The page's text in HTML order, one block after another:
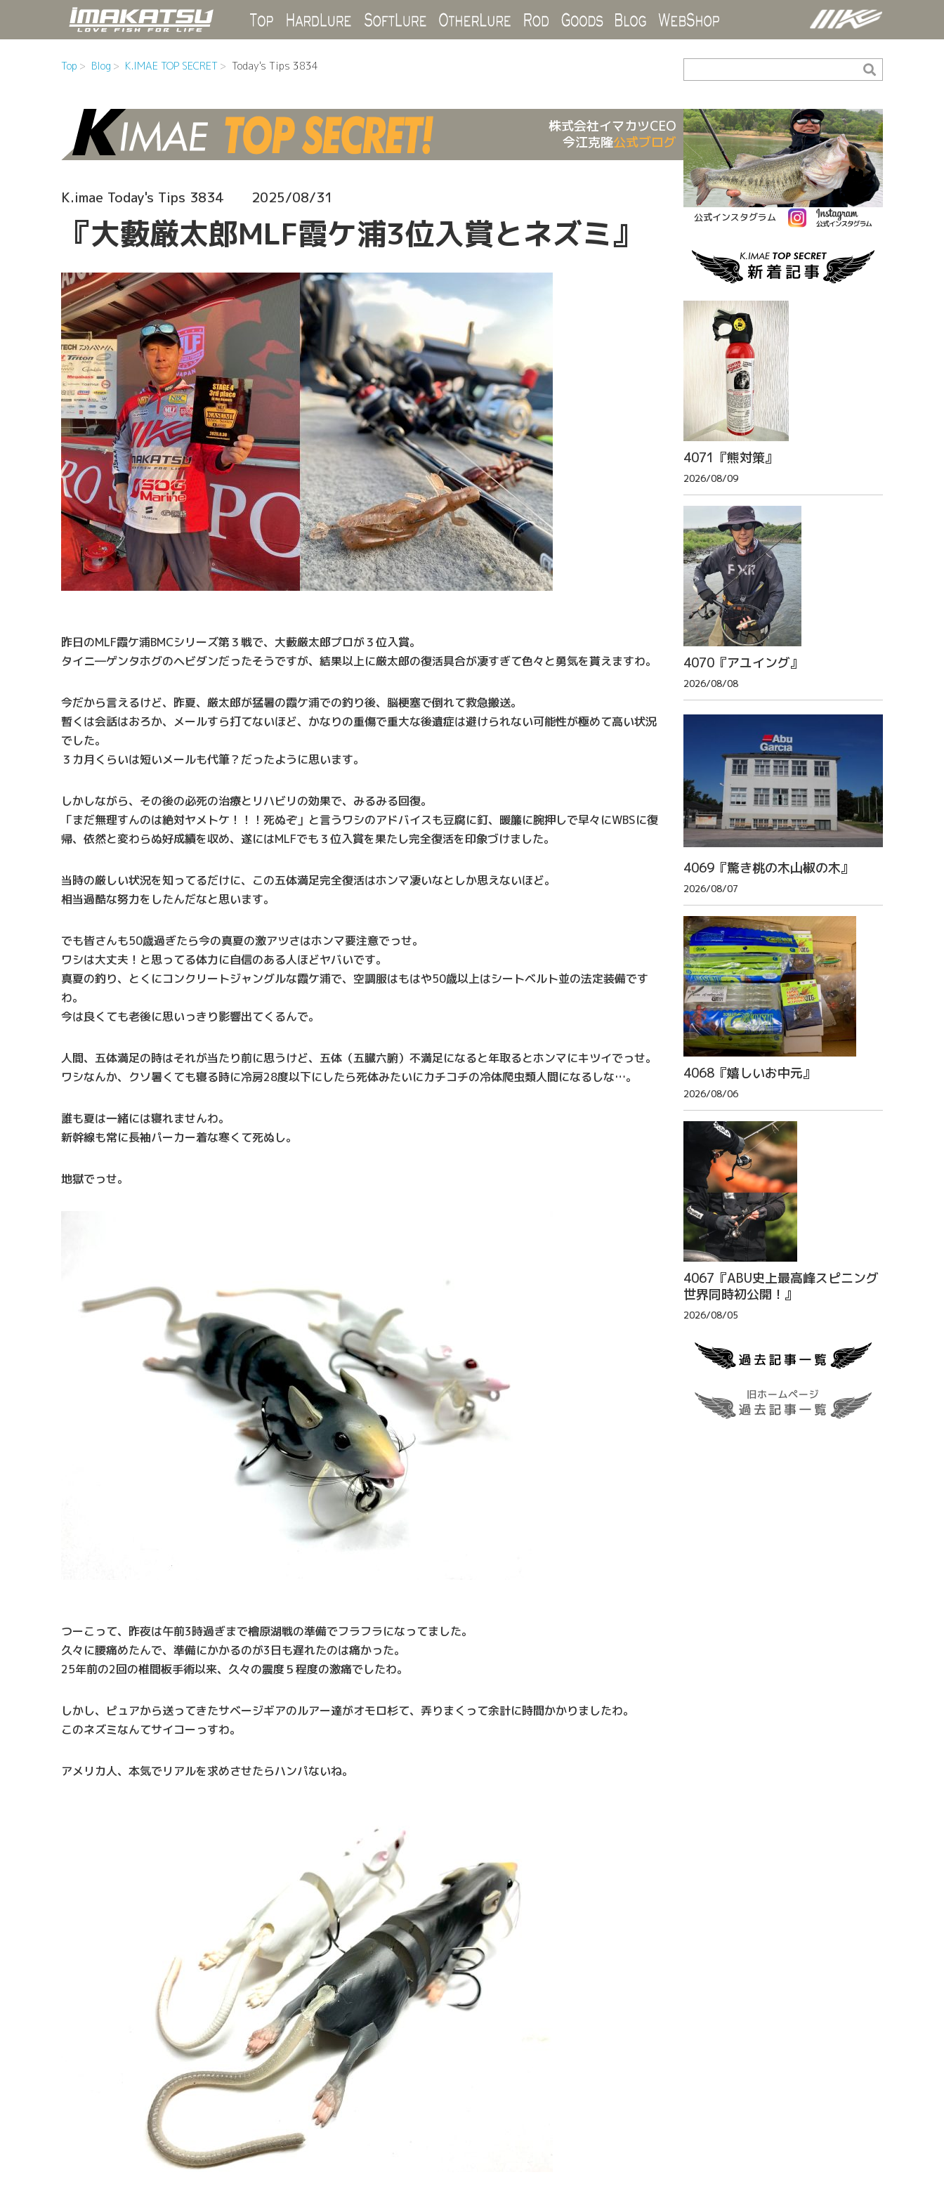
Top Hard Lure Soft Lure Other Lure
Rod Goods Blog
Top Blog K.IMAE TOP SECRET Today's Tips 3834
株式会社イマカツCEO
今江克隆公式ブログ
公式インスタグラム
K.imae Today's Tips 3834 2025/08/31
『大藪厳太郎MLF霞ケ浦3位入賞とネズミ』
昨日のMLF霞ケ浦BMCシリーズ第３戦で、大藪厳太郎プロが３位入賞。
タイニ―ゲンタホグのヘビダンだったそうですが、結果以上に厳太郎の復活具合が凄すぎて色々と勇気を貰えますわ。
今だから言えるけど、昨夏、厳太郎が猛暑の霞ケ浦での釣り後、脳梗塞で倒れて救急搬送。
暫くは会話はおろか、メールすら打てないほど、かなりの重傷で重大な後遺症は避けられない可能性が極めて高い状況
でした。
３カ月くらいは短いメールも代筆？だったように思います。
しかしながら、その後の必死の治療とリハビリの効果で、みるみる回復。
「まだ無理すんのは絶対ヤメトケ！！！死ぬぞ」と言うワシのアドバイスも豆腐に釘、暖簾に腕押しで早々にWBSに復
帰、依然と変わらぬ好成績を収め、遂にはMLFでも３位入賞を果たし完全復活を印象づけました。
当時の厳しい状況を知ってるだけに、この五体満足完全復活はホンマ凄いなとしか思えないほど。
相当過酷な努力をしたんだなと思います。
でも皆さんも50歳過ぎたら今の真夏の激アツさはホンマ要注意でっせ。
ワシは大丈夫！と思ってる体力に自信のある人ほどヤバいです。
真夏の釣り、とくにコンクリートジャングルな霞ケ浦で、空調服はもはや50歳以上はシートベルト並の法定装備です
わ。
今は良くても老後に思いっきり影響出てくるんで。
人間、五体満足の時はそれが当たり前に思うけど、五体（五臓六腑）不満足になると年取るとホンマにキツイでっせ。
ワシなんか、クソ暑くても寝る時に冷房28度以下にしたら死体みたいにカチコチの冷体爬虫類人間になるしな…。
誰も夏は一緒には寝れませんわ。
新幹線も常に長袖パーカー着な寒くて死ぬし。
地獄でっせ。
つーこって、昨夜は午前3時過ぎまで檜原湖戦の準備でフラフラになってました。
久々に腰痛めたんで、準備にかかるのが3日も遅れたのは痛かった。
25年前の2回の椎間板手術以来、久々の震度５程度の激痛でしたわ。
しかし、ピュアから送ってきたサベージギアのルアー達がオモロ杉て、弄りまくって余計に時間かかりましたわ。
このネズミなんてサイコーっすわ。
アメリカ人、本気でリアルを求めさせたらハンパないね。
4071『熊対策』
2026/08/09
4070『アユイング』
2026/08/08
4069『驚き桃の木山椒の木』
2026/08/07
4068『嬉しいお中元』
2026/08/06
4067『ABU史上最高峰スピニング
世界同時初公開！』
2026/08/05